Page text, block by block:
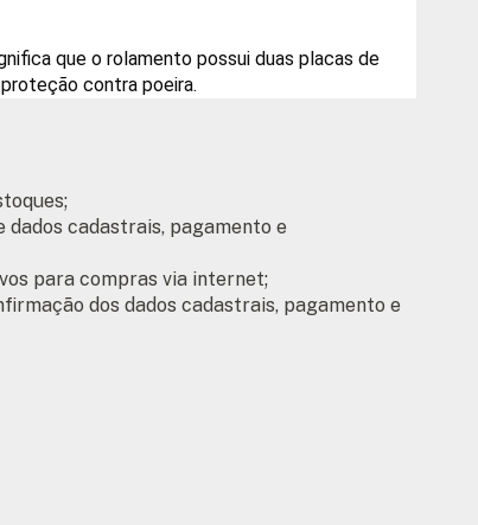
que o rolamento possui duas placas de
contra poeira.
dados cadastrais, pagamento e
para compras via internet;
dos dados cadastrais, pagamento e